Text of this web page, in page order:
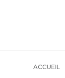
ACCUEIL